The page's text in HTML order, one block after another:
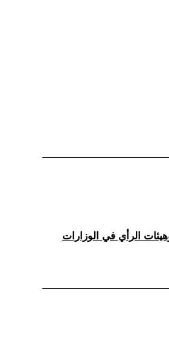
وهيئات الرأي في الوزارات